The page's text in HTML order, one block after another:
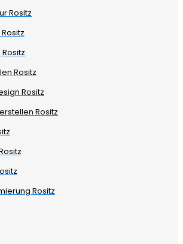
Rositz
Rositz
Rositz
Rositz
Rositz